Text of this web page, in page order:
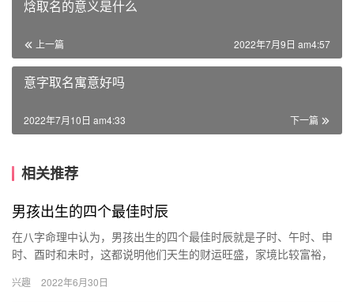
焓取名的意义是什么
上一篇 2022年7月9日 am4:57
意字取名寓意好吗
下一篇
2022年7月10日 am4:33
相关推荐
男孩出生的四个最佳时辰
在八字命理中认为，男孩出生的四个最佳时辰就是子时、午时、申
时、酉时和未时，这都说明他们天生的财运旺盛，家境比较富裕，
人，…
兴趣 2022年6月30日